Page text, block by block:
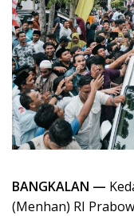
BANGKALAN —
(Menhan) RI